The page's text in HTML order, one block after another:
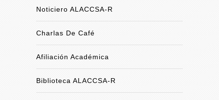
Noticiero ALACCSA-R
Charlas De Café
Afiliación Académica
Biblioteca ALACCSA-R